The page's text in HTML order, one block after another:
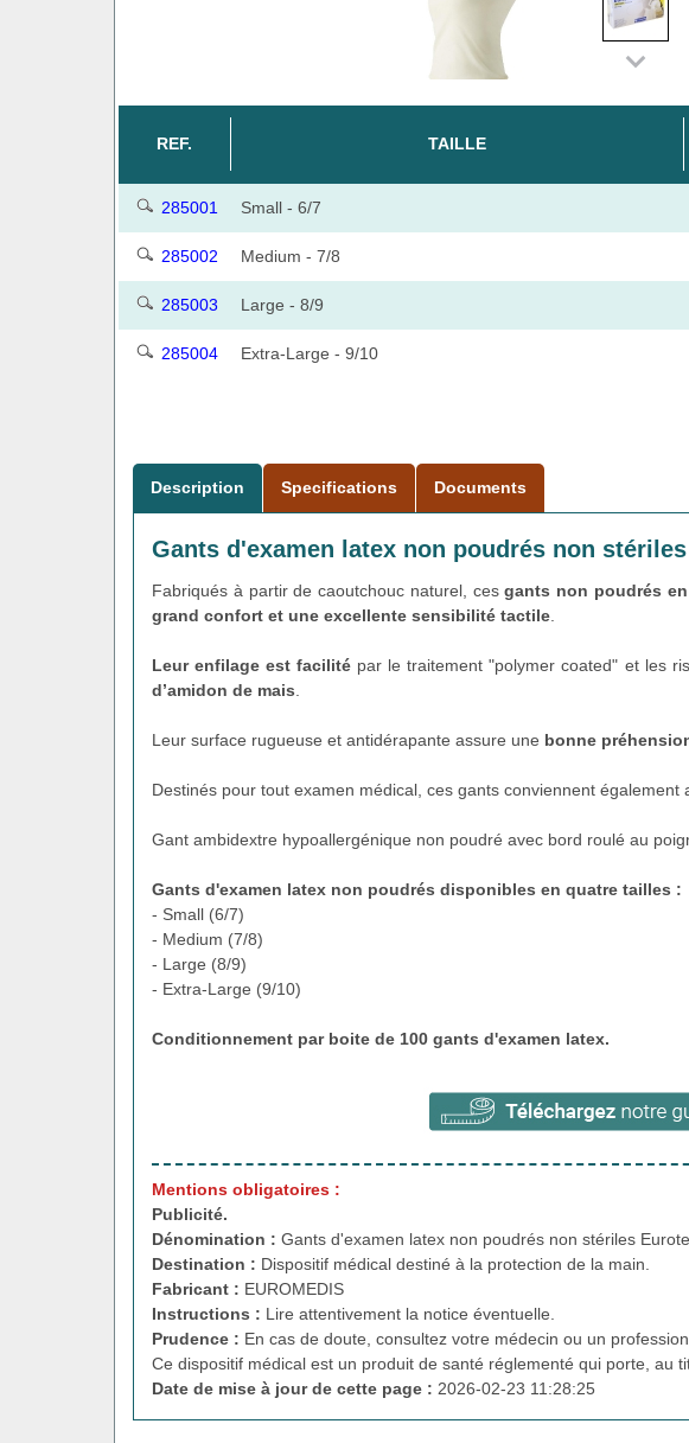
REF. TAILLE
285001 Small - 6/7
285002 Medium - 7/8
285003 Large - 8/9
285004 Extra-Large - 9/10
Description Specifications Documents
Gants d'examen latex non poudrés non stériles
Fabriqués à partir de caoutchouc naturel, cesgants non poudrés
grand confort et une excellente sensibilité tactile
Leur enfilage est facilité par le traitement "polymer coated" et les
d’amidon de mais
Leur surface rugueuse et antidérapante assure une bonne
Destinés pour tout examen médical, ces gants conviennent
Gant ambidextre hypoallergénique non poudré avec bord roulé au
Gants d'examen latex non poudrés disponibles en quatre tailles :
- Small (6/7)
- Medium (7/8)
- Large (8/9)
- Extra-Large (9/10)
Conditionnement par boite de 100 gants d'examen latex.
Mentions obligatoires :
Publicité.
Dénomination : Gants d'examen latex non poudrés non stériles
Destination : Dispositif médical destiné à la protection de la main.
Fabricant : EUROMEDIS
Instructions : Lire attentivement la notice éventuelle.
Prudence : En cas de doute, consultez votre médecin ou un
Ce dispositif médical est un produit de santé réglementé qui porte, au
Date de mise à jour de cette page : 2026-02-23 11:28:25